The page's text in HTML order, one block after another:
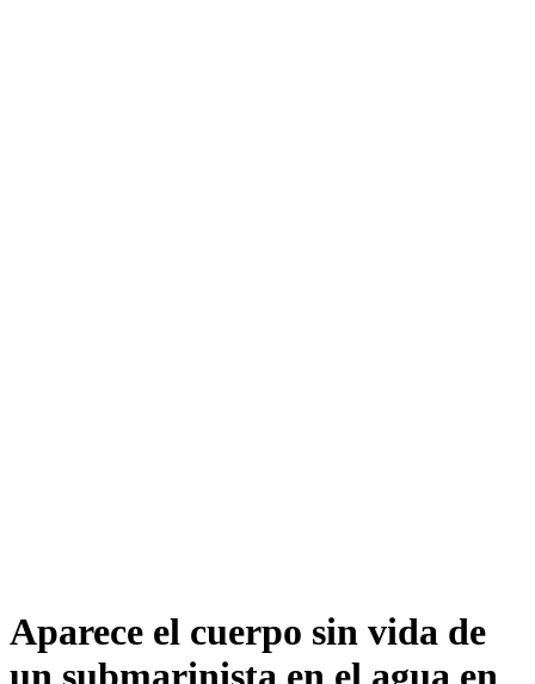
Aparece el cuerpo sin vida de
un submarinista en el agua en